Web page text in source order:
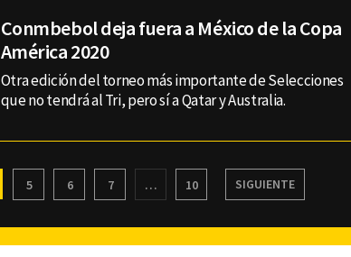
Conmbebol deja fuera a México de la Copa
América 2020
Otra edición del torneo más importante de Selecciones
que no tendrá al Tri, pero sí a Qatar y Australia.
5 6 7 … 10 SIGUIENTE